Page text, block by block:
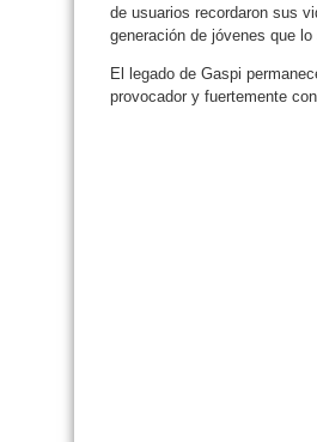
de usuarios recordaron sus
generación de jóvenes que
El legado de Gaspi
provocador y fuertemente